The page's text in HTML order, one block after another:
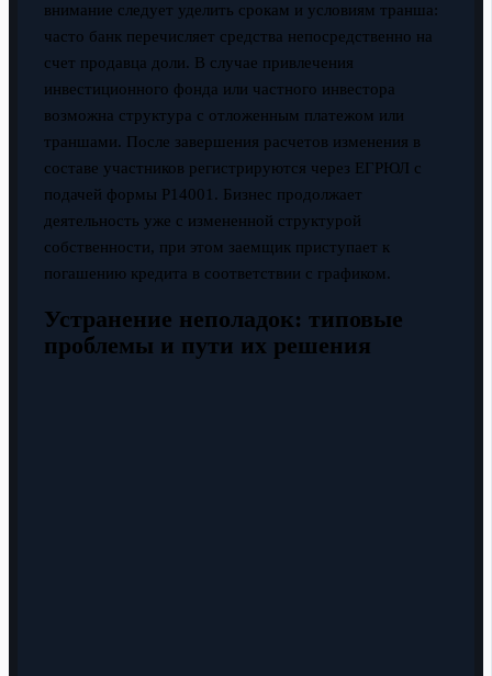
внимание следует уделить срокам и условиям транша:
часто банк перечисляет средства непосредственно на
счет продавца доли. В случае привлечения
инвестиционного фонда или частного инвестора
возможна структура с отложенным платежом или
траншами. После завершения расчетов изменения в
составе участников регистрируются через ЕГРЮЛ с
подачей формы Р14001. Бизнес продолжает
деятельность уже с измененной структурой
собственности, при этом заемщик приступает к
погашению кредита в соответствии с графиком.
Устранение неполадок: типовые
проблемы и пути их решения